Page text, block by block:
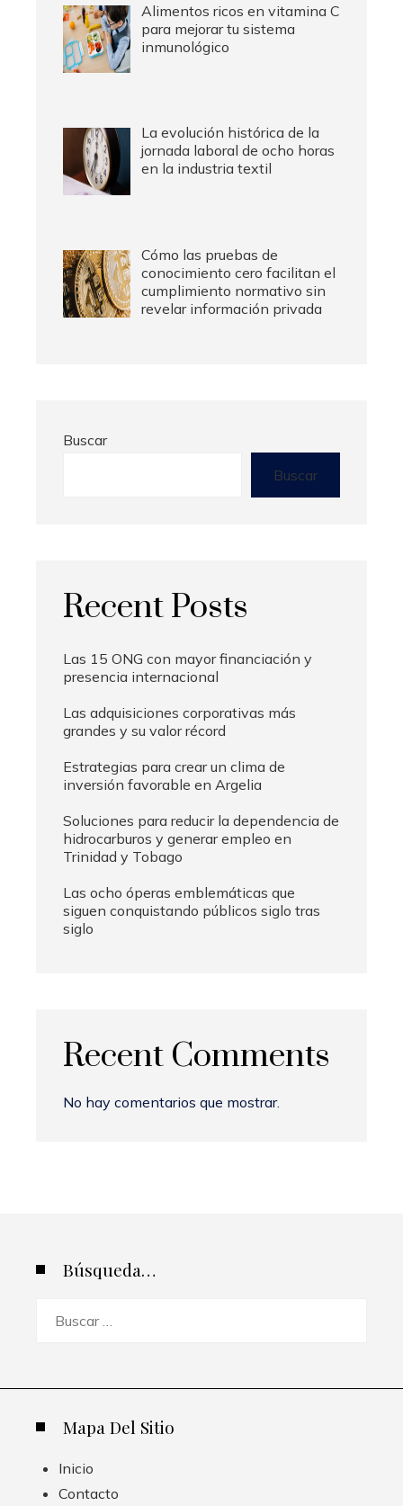
Alimentos ricos en vitamina C
para mejorar tu sistema
inmunológico
La evolución histórica de la
jornada laboral de ocho horas
en la industria textil
Cómo las pruebas de
conocimiento cero facilitan el
cumplimiento normativo sin
revelar información privada
Buscar
Buscar
Recent Posts
Las 15 ONG con mayor financiación y
presencia internacional
Las adquisiciones corporativas más
grandes y su valor récord
Estrategias para crear un clima de
inversión favorable en Argelia
Soluciones para reducir la dependencia de
hidrocarburos y generar empleo en
Trinidad y Tobago
Las ocho óperas emblemáticas que
siguen conquistando públicos siglo tras
siglo
Recent Comments
No hay comentarios que mostrar.
Búsqueda…
Mapa Del Sitio
Inicio
Contacto